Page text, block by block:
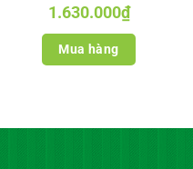
1.630.000₫
Mua hàng